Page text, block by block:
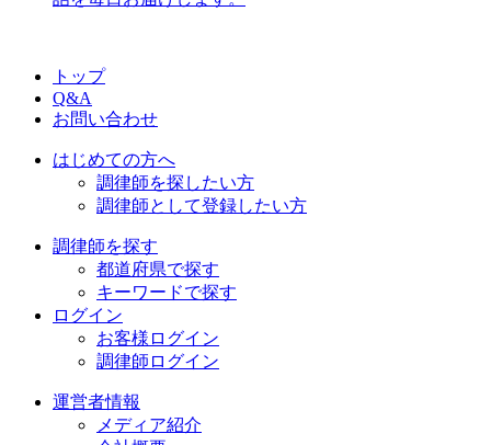
トップ
Q&A
お問い合わせ
はじめての方へ
調律師を探したい方
調律師として登録したい方
調律師を探す
都道府県で探す
キーワードで探す
ログイン
お客様ログイン
調律師ログイン
運営者情報
メディア紹介